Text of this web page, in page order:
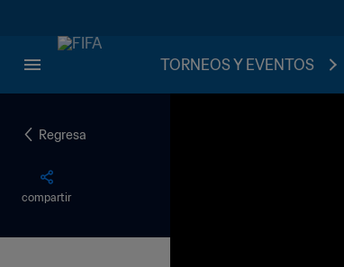
TORNEOS Y EVENTOS
Regresa
compartir